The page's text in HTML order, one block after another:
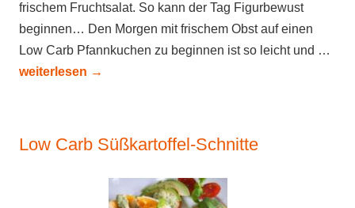
frischem Fruchtsalat. So kann der Tag Figurbewust
beginnen… Den Morgen mit frischem Obst auf einen
Low Carb Pfannkuchen zu beginnen ist so leicht und …
weiterlesen →
Low Carb Süßkartoffel-Schnitte